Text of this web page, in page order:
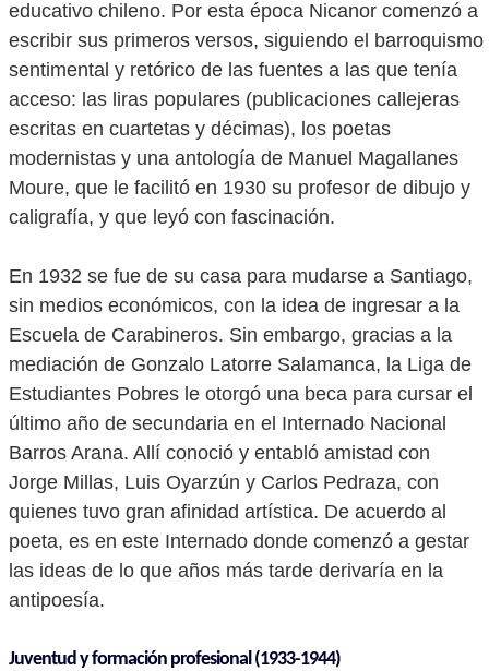
educativo chileno. Por esta época Nicanor comenzó a
escribir sus primeros versos, siguiendo el barroquismo
sentimental y retórico de las fuentes a las que tenía
acceso: las liras populares (publicaciones callejeras
escritas en cuartetas y décimas), los poetas
modernistas y una antología de Manuel Magallanes
Moure, que le facilitó en 1930 su profesor de dibujo y
caligrafía, y que leyó con fascinación.
En 1932 se fue de su casa para mudarse a Santiago,
sin medios económicos, con la idea de ingresar a la
Escuela de Carabineros. Sin embargo, gracias a la
mediación de Gonzalo Latorre Salamanca, la Liga de
Estudiantes Pobres le otorgó una beca para cursar el
último año de secundaria en el Internado Nacional
Barros Arana. Allí conoció y entabló amistad con
Jorge Millas, Luis Oyarzún y Carlos Pedraza, con
quienes tuvo gran afinidad artística. De acuerdo al
poeta, es en este Internado donde comenzó a gestar
las ideas de lo que años más tarde derivaría en la
antipoesía.
Juventud y formación profesional (1933-1944)